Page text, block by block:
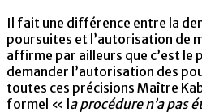
Il fait une différence entre la
poursuites et l’autorisation de
affirme par ailleurs que c’est le
demander l’autorisation des
toutes ces précisions Maître
formel « l a procédure n’a pas